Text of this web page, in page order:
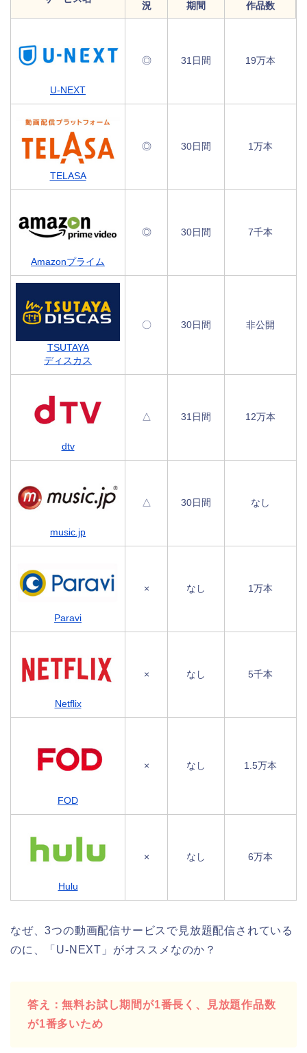
況 期間 作品数
U-NEXT
◎ 31日間 19万本
TELASA
◎ 30日間 1万本
Amazonプライム
◎ 30日間 7千本
TSUTAYA
ディスカス
〇 30日間 非公開
dtv
△ 31日間 12万本
music.jp
△ 30日間 なし
Paravi
× なし 1万本
Netflix
× なし 5千本
FOD
× なし 1.5万本
Hulu
× なし 6万本
なぜ、3つの動画配信サービスで見放題配信されている
のに、「U-NEXT」がオススメなのか？
答え：無料お試し期間が1番長く、見放題作品数
が1番多いため